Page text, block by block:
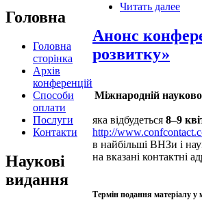
Головна
Головна
сторінка
Архів
конференцій
Способи
оплати
Послуги
Контакти
Наукові
видання
Читать далее
Анонс
розвитку»
Міжнародній
яка відбудеться 8–9
http://
в найбільші ВНЗи і
на вказані контактні
Термін подання матеріалу у